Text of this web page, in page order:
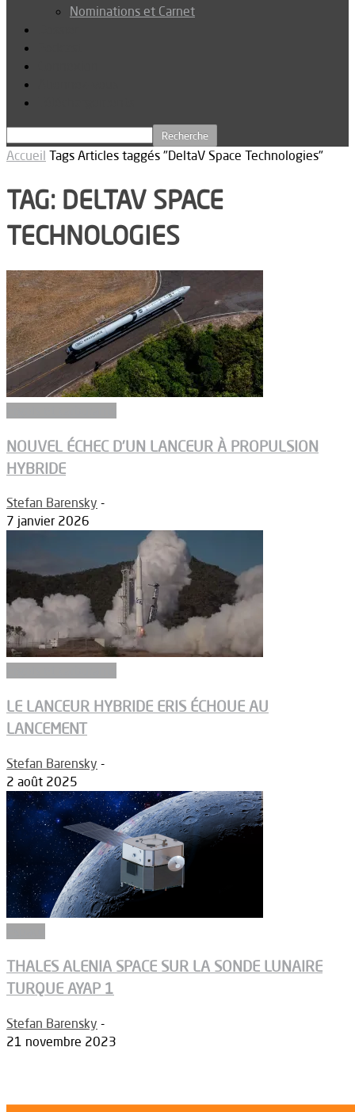
Nominations et Carnet
Accueil Tags Articles taggés "DeltaV Space Technologies"
TAG: DELTAV SPACE
TECHNOLOGIES
NOUVEL ÉCHEC D’UN LANCEUR À PROPULSION
HYBRIDE
Stefan Barensky -
7 janvier 2026
LE LANCEUR HYBRIDE ERIS ÉCHOUE AU
LANCEMENT
Stefan Barensky -
2 août 2025
THALES ALENIA SPACE SUR LA SONDE LUNAIRE
TURQUE AYAP 1
Stefan Barensky -
21 novembre 2023